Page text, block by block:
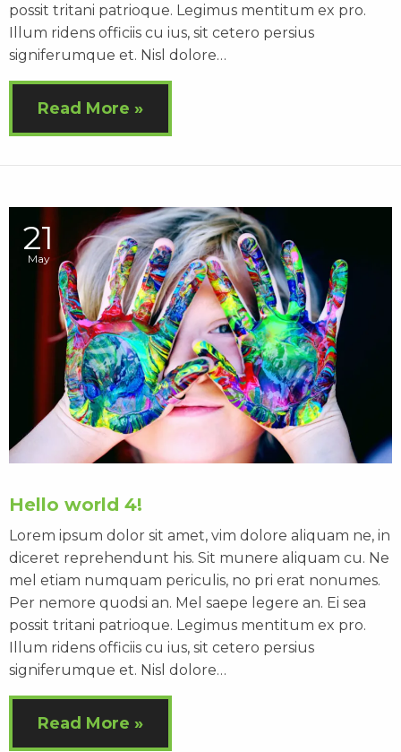
possit tritani patrioque. Legimus mentitum ex pro.
Illum ridens officiis cu ius, sit cetero persius
signiferumque et. Nisl dolore…
Read More
21
May
Hello world 4!
Lorem ipsum dolor sit amet, vim dolore aliquam ne, in
diceret reprehendunt his. Sit munere aliquam cu. Ne
mel etiam numquam periculis, no pri erat nonumes.
Per nemore quodsi an. Mel saepe legere an. Ei sea
possit tritani patrioque. Legimus mentitum ex pro.
Illum ridens officiis cu ius, sit cetero persius
signiferumque et. Nisl dolore…
Read More